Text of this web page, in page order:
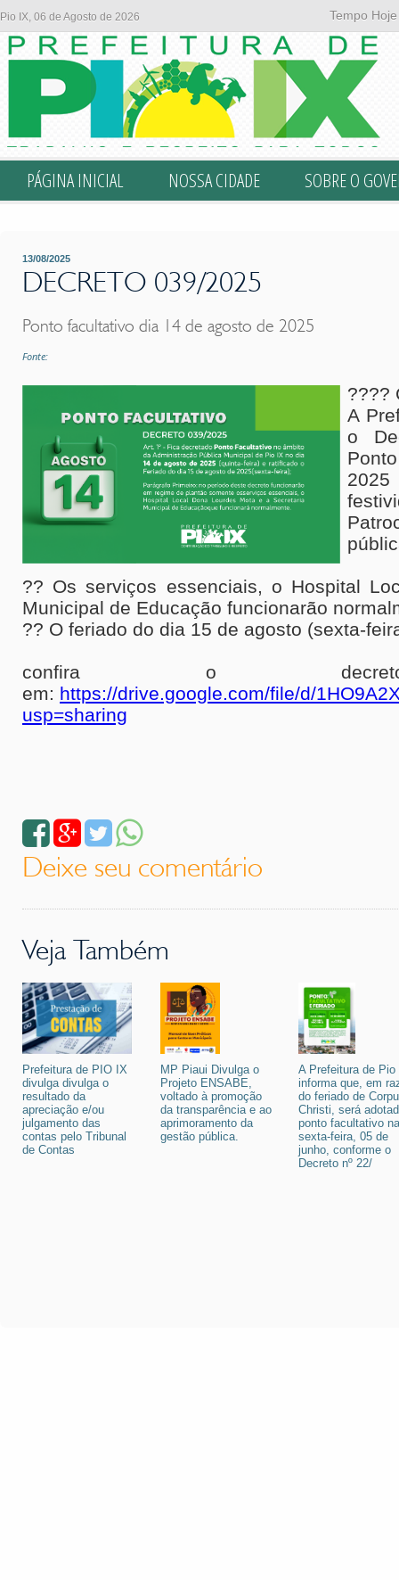
Pio IX, 06 de Agosto de 2026 Tempo
PÁGINA INICIAL NOSSA CIDADE SOBRE O
13/08/2025
DECRETO 039/2025
Ponto facultativo dia 14 de agosto de 2025
Fonte:
????
A
o
?? Os serviços essenciais, o Hospital
Municipal de Educação funcionarão
?? O feriado do dia 15 de agosto (sexta-
confira o
em: https://drive.google.com/file/d/
usp=sharing
Deixe seu comentário
Veja Também
Prefeitura de PIO IX
divulga divulga o
resultado da
apreciação e/ou
julgamento das
contas pelo Tribunal
de Contas
MP Piaui Divulga o
Projeto ENSABE,
voltado à promoção
da transparência e ao
aprimoramento da
gestão pública.
A Prefeitura de Pio
informa que, em
do feriado de
Christi, será
ponto facultativo na
sexta-feira, 05 de
junho, conforme o
Decreto nº 22/